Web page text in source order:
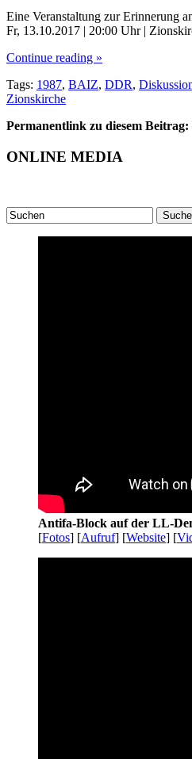
Eine Veranstaltung zur Erinnerung
Fr, 13.10.2017 | 20:00 Uhr |
Continue reading »
Tags: 1987, BAIZ, DDR,
Zionskirche
Permanentlink zu diesem Beitrag:
ONLINE MEDIA
Antifa-Block auf der LL-
[Fotos] [Aufruf] [Website] [